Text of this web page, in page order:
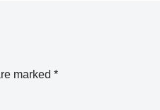
marked *